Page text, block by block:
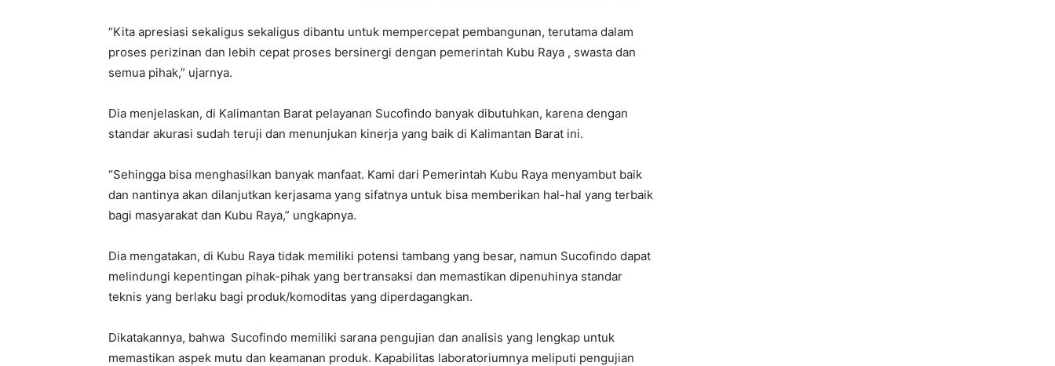
“Kita apresiasi sekaligus sekaligus dibantu untuk mempercepat pembangunan, terutama dalam
proses perizinan dan lebih cepat proses bersinergi dengan pemerintah Kubu Raya , swasta dan
semua pihak,” ujarnya.
Dia menjelaskan, di Kalimantan Barat pelayanan Sucofindo banyak dibutuhkan, karena dengan
standar akurasi sudah teruji dan menunjukan kinerja yang baik di Kalimantan Barat ini.
“Sehingga bisa menghasilkan banyak manfaat. Kami dari Pemerintah Kubu Raya menyambut baik
dan nantinya akan dilanjutkan kerjasama yang sifatnya untuk bisa memberikan hal-hal yang terbaik
bagi masyarakat dan Kubu Raya,” ungkapnya.
Dia mengatakan, di Kubu Raya tidak memiliki potensi tambang yang besar, namun Sucofindo dapat
melindungi kepentingan pihak-pihak yang bertransaksi dan memastikan dipenuhinya standar
teknis yang berlaku bagi produk/komoditas yang diperdagangkan.
Dikatakannya, bahwa Sucofindo memiliki sarana pengujian dan analisis yang lengkap untuk
memastikan aspek mutu dan keamanan produk. Kapabilitas laboratoriumnya meliputi pengujian